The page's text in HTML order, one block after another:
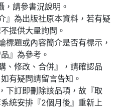
，請參書況說明。
』為出版社原本資料，若有疑
提供大量詢問。
標題或內容簡介是否有標示，
』為參考。
、修改、合併』，請確認品
有疑問請留言告知。
下訂即刪除該品項，故『取
統安排『2個月後』重新上